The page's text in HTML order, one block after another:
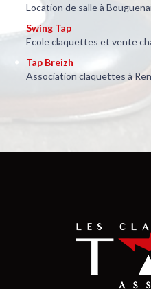
Location de salle à
Swing Tap
Ecole claquettes et vente
Tap Breizh
Association claquettes à